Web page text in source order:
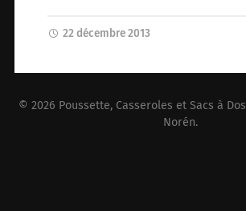
22 décembre 2013
© 2026 Poussette, Casseroles et Sacs à Dos
Norén.